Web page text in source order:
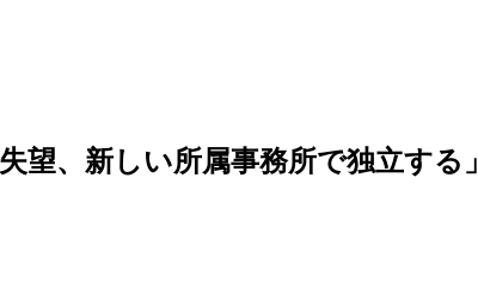
望、新しい所属事務所で独立する」